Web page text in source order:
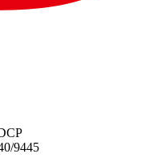
9445